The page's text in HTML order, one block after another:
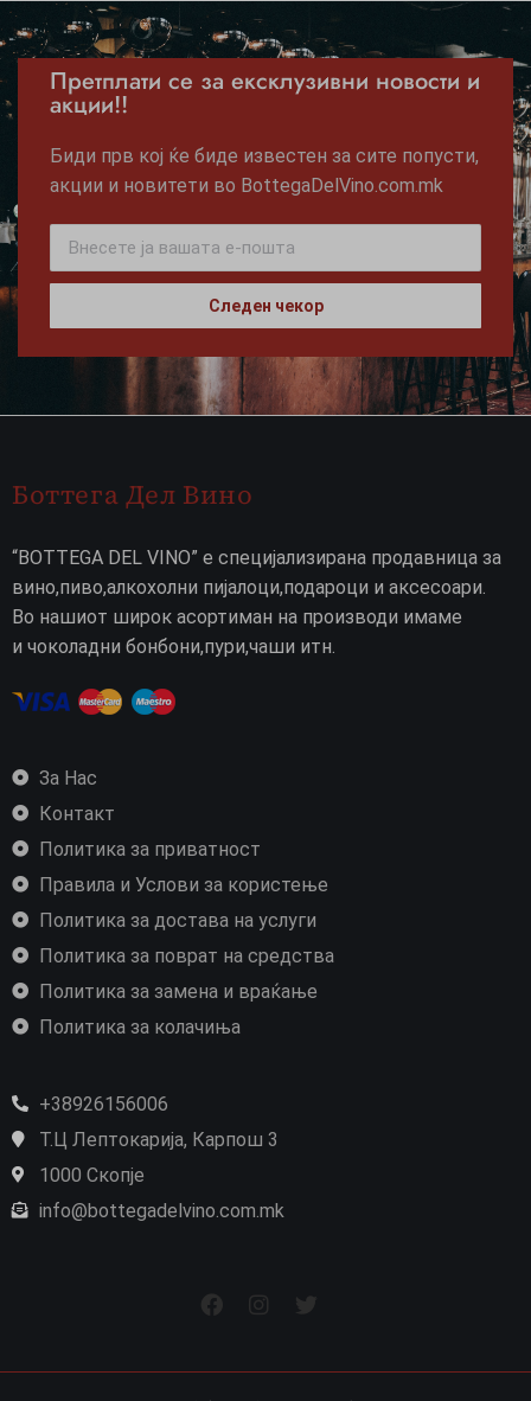
Претплати се за ексклузивни новости и
акции!!
Биди прв кој ќе биде известен за сите попусти,
акции и новитети во BottegaDelVino.com.mk
Следен чекор
Боттега Дел Вино
“BOTTEGA DEL VINO” е специјализирана продавница за
вино,пиво,алкохолни пијалоци,подароци и аксесоари.
Во нашиот широк асортиман на производи имаме
и чоколадни бонбони,пури,чаши итн.
За Нас
Контакт
Политика за приватност
Правила и Услови за користење
Политика за достава на услуги
Политика за поврат на средства
Политика за замена и враќање
Политика за колачиња
+38926156006
Т.Ц Лептокарија, Карпош 3
1000 Скопје
info@bottegadelvino.com.mk